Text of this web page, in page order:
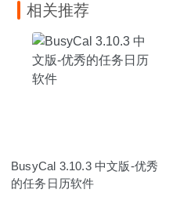
相关推荐
BusyCal 3.10.3 中文版-优秀
的任务日历软件